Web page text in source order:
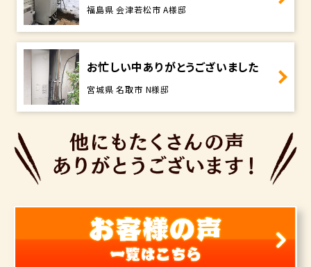
福島県 会津若松市 A様邸
お忙しい中ありがとうございました
宮城県 名取市 N様邸